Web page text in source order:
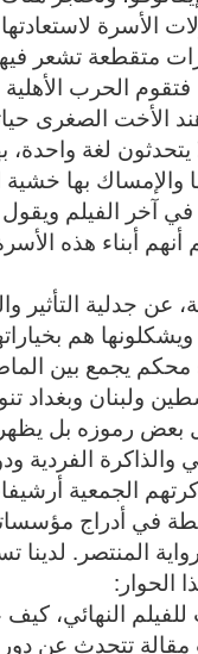
الأسرة
متقطعة تشعر
الحرب الأهلية
الأخت الصغرى
يتحدثون لغة
بها خشية
آخر الفيلم ويقول
أنهم أبناء هذه
جدلية التأثير
هم
محكم يجمع بين
ولبنان وبغداد
رموزه بل يظهر
والذاكرة
الجمعية
في أدراج
المنتصر. لدينا
الحوار:
النهائي،
تتحدث عن دور